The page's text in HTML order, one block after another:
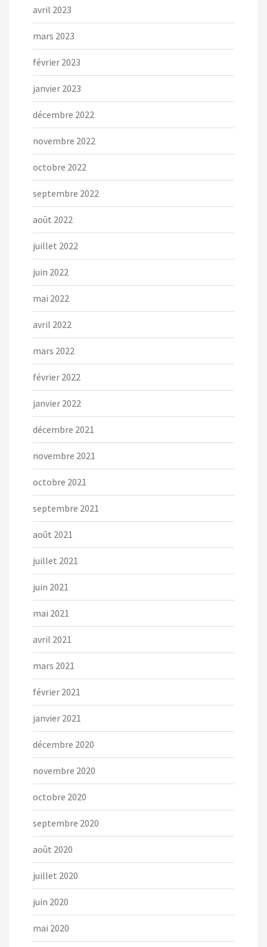
avril 2023
mars 2023
février 2023
janvier 2023
décembre 2022
novembre 2022
octobre 2022
septembre 2022
août 2022
juillet 2022
juin 2022
mai 2022
avril 2022
mars 2022
février 2022
janvier 2022
décembre 2021
novembre 2021
octobre 2021
septembre 2021
août 2021
juillet 2021
juin 2021
mai 2021
avril 2021
mars 2021
février 2021
janvier 2021
décembre 2020
novembre 2020
octobre 2020
septembre 2020
août 2020
juillet 2020
juin 2020
mai 2020